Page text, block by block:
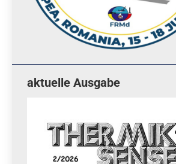
aktuelle Ausgabe